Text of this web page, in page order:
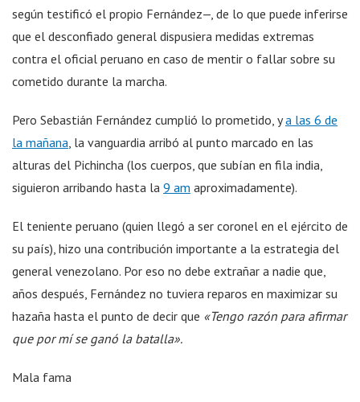
según testificó el propio Fernández—, de lo que puede inferirse
que el desconfiado general dispusiera medidas extremas
contra el oficial peruano en caso de mentir o fallar sobre su
cometido durante la marcha.
Pero Sebastián Fernández cumplió lo prometido, ya las 6 de
la mañana , la vanguardia arribó al punto marcado en las
alturas del Pichincha (los cuerpos, que subían en fila india,
siguieron arribando hasta la 9 am aproximadamente).
El teniente peruano (quien llegó a ser coronel en el ejército de
su país), hizo una contribución importante a la estrategia del
general venezolano. Por eso no debe extrañar a nadie que,
años después, Fernández no tuviera reparos en maximizar su
hazaña hasta el punto de decir que «Tengo razón para afirmar
que por mí se ganó la batalla».
Mala fama